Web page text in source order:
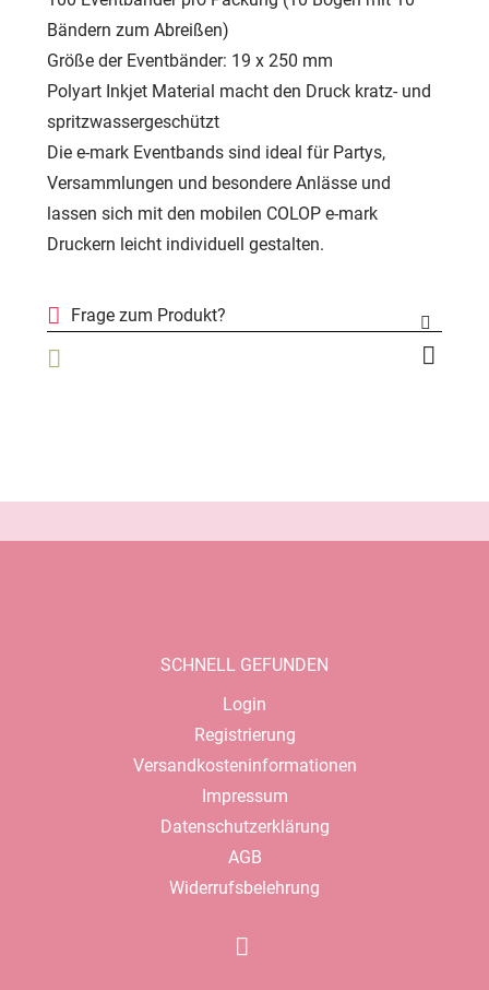
Bändern zum Abreißen)
Größe der Eventbänder: 19 x 250 mm
Polyart Inkjet Material macht den Druck kratz- und
spritzwassergeschützt
Die e-mark Eventbands sind ideal für Partys,
Versammlungen und besondere Anlässe und
lassen sich mit den mobilen COLOP e-mark
Druckern leicht individuell gestalten.
Frage zum Produkt?
SCHNELL GEFUNDEN
Navigation
überspringen
Login
Registrierung
Versandkosteninformationen
Impressum
Datenschutzerklärung
AGB
Widerrufsbelehrung